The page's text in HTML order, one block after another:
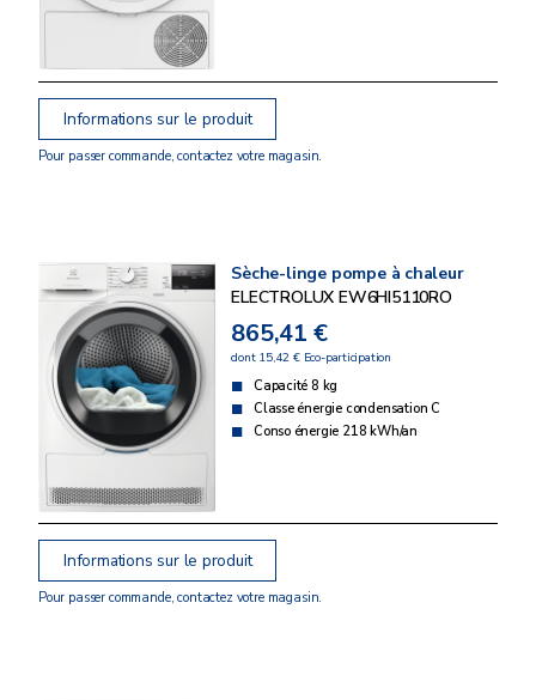
Informations sur le produit
Pour passer commande, contactez votre magasin.
Sèche-linge pompe à chaleur
ELECTROLUX EW6HI5110RO
865,41 €
dont 15,42 € Eco-participation
Capacité 8 kg
Classe énergie condensation C
Conso énergie 218 kWh/an
Informations sur le produit
Pour passer commande, contactez votre magasin.